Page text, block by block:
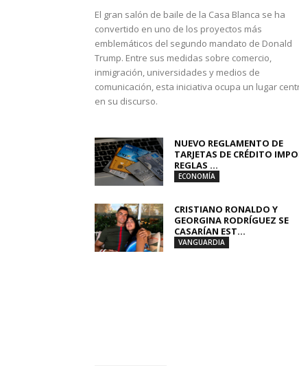
El gran salón de baile de la Casa Blanca se ha
convertido en uno de los proyectos más
emblemáticos del segundo mandato de Donald
Trump. Entre sus medidas sobre comercio,
inmigración, universidades y medios de
comunicación, esta iniciativa ocupa un lugar
en su discurso.
NUEVO REGLAMENTO DE
TARJETAS DE CRÉDITO
REGLAS ...
ECONOMÍA
CRISTIANO RONALDO Y
GEORGINA RODRÍGUEZ SE
CASARÍAN EST...
VANGUARDIA